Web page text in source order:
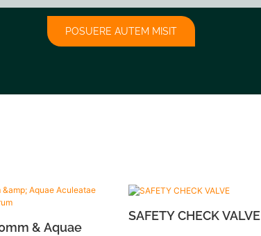
POSUERE AUTEM MISIT
& Aquae
SAFETY CHECK VALVE